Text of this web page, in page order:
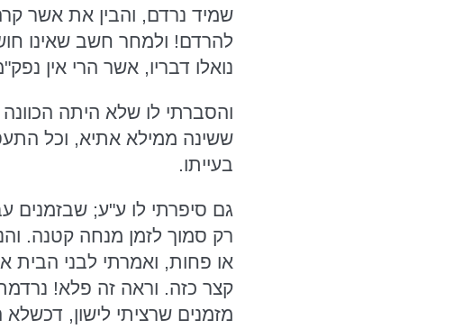
שמיד נרדם, והבין את אשר
להרדם! ולמחר חשב שאינו
נואלו דבריו, אשר הרי אין
והסברתי לו שלא היתה
ששינה ממילא אתיא, וכל
בעייתו.
גם סיפרתי לו ע"ע; שבזמנים
רק סמוך לזמן מנחה קטנה.
או פחות, ואמרתי לבני הבית
מזמנים שרציתי לישון, דכשלא